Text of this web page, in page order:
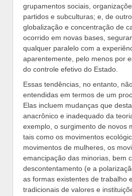
grupamentos sociais,
partidos e subculturas; e, de
globalização e concentração de
ocorrido em novas bases,
qualquer paralelo com a
aparentemente, pelo menos por
do controle efetivo do Estado.
Essas tendências, no entanto,
entendidas em termos de um
Elas incluem mudanças que
anacrônico e inadequado da
exemplo, o surgimento de novos
tais como os movimentos
movimentos de mulheres, os
emancipação das minorias, bem
descontentamento (e a
as formas existentes de trabalho
tradicionais de valores e